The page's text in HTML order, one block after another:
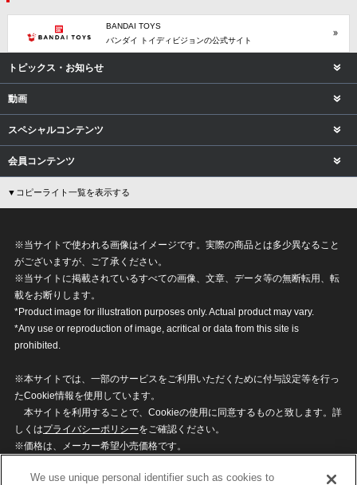
BANDAI TOYS
バンダイ トイディビジョンの公式サイト
トピックス・お知らせ
動画
スペシャルコンテンツ
会員コンテンツ
▼コピーライト一覧を表示する
※当サイトで使われる画像はイメージです。実際の商品とは多少異なること
がございますが、ご了承ください。
※当サイトに掲載されているすべての画像、文章、データ等の無断転用、転
載をお断りします。
*Product image for illustration purposes only. Actual product may vary.
*Any use or reproduction of image, acritical or data from this site is
prohibited.
※本サイトでは、一部のサービスをご利用いただくために付与設定等を行っ
たCookie情報を使用しています。
本サイトを利用することで、Cookieの使用に同意するものと致します。詳
しくはプライバシーポリシーをご確認ください。
※価格は、メーカー希望小売価格です。
ざいますのでご了承ください。
We use unique personal identifier such as cookies to